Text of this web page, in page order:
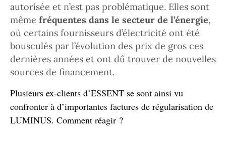
autorisée et n’est pas problématique. Elles sont
même fréquentes dans le secteur de l’énergie,
où certains fournisseurs d’électricité ont été
bousculés par l’évolution des prix de gros ces
dernières années et ont dû trouver de nouvelles
sources de financement.
Plusieurs ex-clients d’ESSENT se sont ainsi vu
confronter à d’importantes factures de régularisation de
LUMINUS. Comment réagir ?